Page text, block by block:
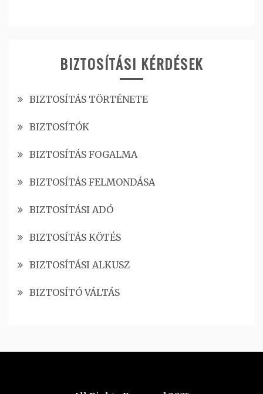
BIZTOSÍTÁSI KÉRDÉSEK
BIZTOSÍTÁS TÖRTÉNETE
BIZTOSÍTÓK
BIZTOSÍTÁS FOGALMA
BIZTOSÍTÁS FELMONDÁSA
BIZTOSÍTÁSI ADÓ
BIZTOSÍTÁS KÖTÉS
BIZTOSÍTÁSI ALKUSZ
BIZTOSÍTÓ VÁLTÁS